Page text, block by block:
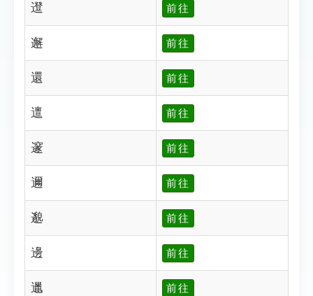
邆 前往
邂 前往
還 前往
邅 前往
邃 前往
邇 前往
邈 前往
邊 前往
邋 前往